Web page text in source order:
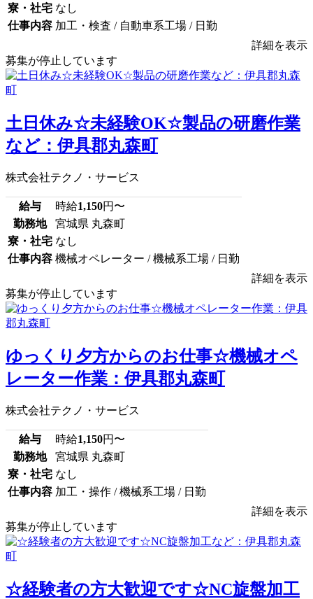
寮・社宅 なし
仕事内容 加工・検査 / 自動車系工場 / 日勤
詳細を表示
募集が停止しています
土日休み☆未経験OK☆製品の研磨作業
など：伊具郡丸森町
株式会社テクノ・サービス
給与 時給1,150円〜
勤務地
宮城県 丸森町
寮・社宅 なし
仕事内容 機械オペレーター / 機械系工場 / 日勤
詳細を表示
募集が停止しています
ゆっくり夕方からのお仕事☆機械オペ
レーター作業：伊具郡丸森町
株式会社テクノ・サービス
給与 時給1,150円〜
勤務地
宮城県 丸森町
寮・社宅 なし
仕事内容 加工・操作 / 機械系工場 / 日勤
詳細を表示
募集が停止しています
☆経験者の方大歓迎です☆NC旋盤加工